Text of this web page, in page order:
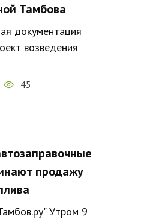
Тамбова
документация
возведения
45
продажу
Утром 9